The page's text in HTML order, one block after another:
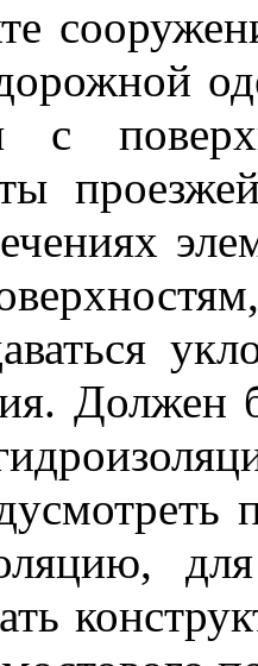
с
Должен